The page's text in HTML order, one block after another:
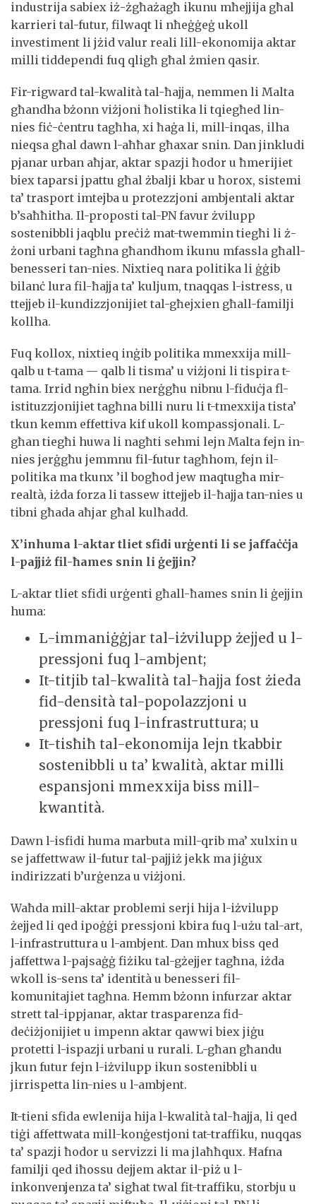
industrija sabiex iż-żgħażagħ ikunu mħejjija għal
karrieri tal-futur, filwaqt li nħeġġeġ ukoll
investiment li jżid valur reali lill-ekonomija aktar
milli tiddependi fuq qligħ għal żmien qasir.
Fir-rigward tal-kwalità tal-ħajja, nemmen li Malta
għandha bżonn viżjoni ħolistika li tqiegħed lin-
nies fiċ-ċentru tagħha, xi ħaġa li, mill-inqas, ilha
nieqsa għal dawn l-aħħar għaxar snin. Dan jinkludi
pjanar urban aħjar, aktar spazji ħodor u ħmerijiet
biex taparsi jpattu għal żbalji kbar u ħorox, sistemi
ta’ trasport imtejba u protezzjoni ambjentali aktar
b’saħħitha. Il-proposti tal-PN favur żvilupp
sostenibbli jaqblu preċiż mat-twemmin tiegħi li ż-
żoni urbani tagħna għandhom ikunu mfassla għall-
benesseri tan-nies. Nixtieq nara politika li ġġib
bilanċ lura fil-ħajja ta’ kuljum, tnaqqas l-istress, u
ttejjeb il-kundizzjonijiet tal-għejxien għall-familji
kollha.
Fuq kollox, nixtieq inġib politika mmexxija mill-
qalb u t-tama — qalb li tisma’ u viżjoni li tispira t-
tama. Irrid ngħin biex nerġgħu nibnu l-fiduċja fl-
istituzzjonijiet tagħna billi nuru li t-tmexxija tista’
tkun kemm effettiva kif ukoll kompassjonali. L-
għan tiegħi huwa li nagħti sehmi lejn Malta fejn in-
nies jerġgħu jemmnu fil-futur tagħhom, fejn il-
politika ma tkunx ’il bogħod jew maqtugħa mir-
realtà, iżda forza li tassew ittejjeb il-ħajja tan-nies u
tibni għada aħjar għal kulħadd.
X’inhuma l-aktar tliet sfidi urġenti li se jaffaċċja
l-pajjiż fil-ħames snin li ġejjin?
L-aktar tliet sfidi urġenti għall-ħames snin li ġejjin
huma:
L-immaniġġjar tal-iżvilupp żejjed u l-
pressjoni fuq l-ambjent;
It-titjib tal-kwalità tal-ħajja fost żieda
fid-densità tal-popolazzjoni u
pressjoni fuq l-infrastruttura; u
It-tisħiħ tal-ekonomija lejn tkabbir
sostenibbli u ta’ kwalità, aktar milli
espansjoni mmexxija biss mill-
kwantità.
Dawn l-isfidi huma marbuta mill-qrib ma’ xulxin u
se jaffettwaw il-futur tal-pajjiż jekk ma jiġux
indirizzati b’urġenza u viżjoni.
Waħda mill-aktar problemi serji hija l-iżvilupp
żejjed li qed ipoġġi pressjoni kbira fuq l-użu tal-art,
l-infrastruttura u l-ambjent. Dan mhux biss qed
jaffettwa l-pajsaġġ fiżiku tal-gżejjer tagħna, iżda
wkoll is-sens ta’ identità u benesseri fil-
komunitajiet tagħna. Hemm bżonn infurzar aktar
strett tal-ippjanar, aktar trasparenza fid-
deċiżjonijiet u impenn aktar qawwi biex jiġu
protetti l-ispazji urbani u rurali. L-għan għandu
jkun futur fejn l-iżvilupp ikun sostenibbli u
jirrispetta lin-nies u l-ambjent.
It-tieni sfida ewlenija hija l-kwalità tal-ħajja, li qed
tiġi affettwata mill-konġestjoni tat-traffiku, nuqqas
ta’ spazji ħodor u servizzi li ma jlaħħqux. Ħafna
familji qed iħossu dejjem aktar il-piż u l-
inkonvenjenza ta’ sigħat twal fit-traffiku, storbju u